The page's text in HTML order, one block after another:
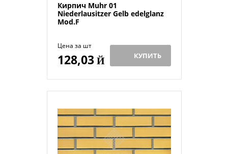
Кирпич Muhr 01
Niederlausitzer Gelb edelglanz
Mod.F
Цена за шт
128,03Й КУПИТЬ